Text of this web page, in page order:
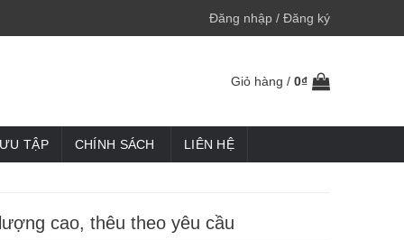
Đăng nhập / Đăng ký
Giỏ hàng / 0₫
TẬP CHÍNH SÁCH LIÊN HỆ
cao, thêu theo yêu cầu